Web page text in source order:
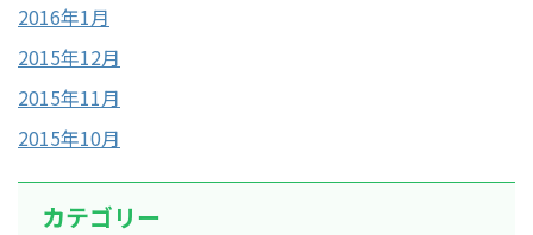
2016年1月
2015年12月
2015年11月
2015年10月
カテゴリー